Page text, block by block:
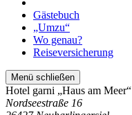
Gästebuch
„Umzu“
Wo genau?
Reiseversicherung
Menü schließen
Hotel garni „Haus am Meer“
Nordseestraße 16